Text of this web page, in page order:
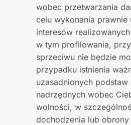
wobec przetwarzania
celu wykonania prawnie
interesów
w tym profilowania,
sprzeciwu nie będzie
przypadku istnienia
uzasadnionych
nadrzędnych wobec
wolności, w
dochodzenia lub obrony